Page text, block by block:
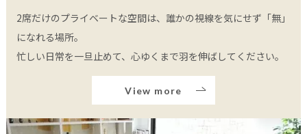
2席だけのプライベートな空間は、誰かの視線を気にせず「無」
になれる場所。
忙しい日常を一旦止めて、心ゆくまで羽を伸ばしてください。
View more